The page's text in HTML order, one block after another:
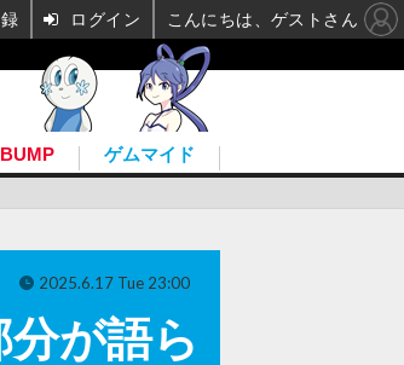
ゲムマイド
が語ら
2025.6.17 Tue 23:00
ログイン こんにちは、ゲストさん